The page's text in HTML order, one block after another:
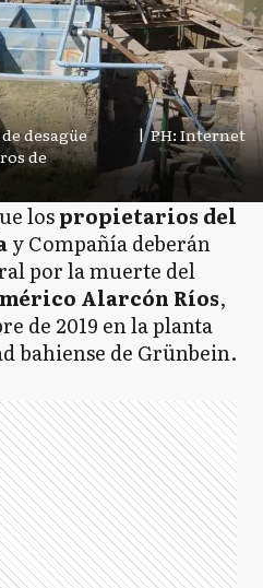
desagüe
de
| PH: Internet
lospropietarios del
y Compañía deberán
por la muerte del
Alarcón Ríos,
de 2019 en la planta
bahiense de Grünbein.